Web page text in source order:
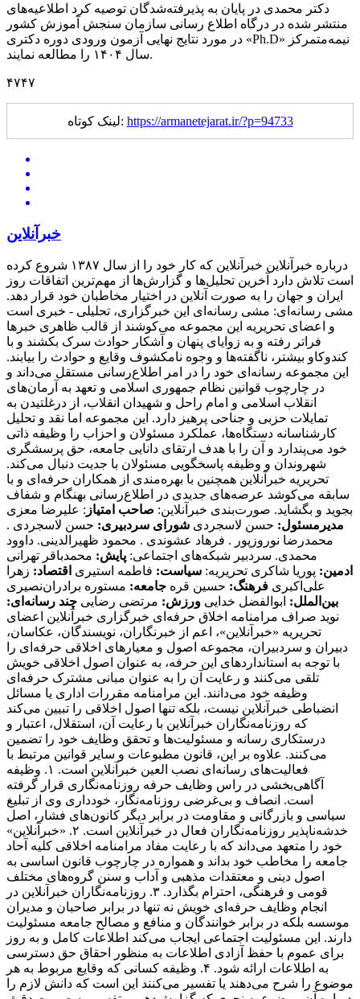
دکتر محمدی در پایان به پذیرفته‌شدگان توصیه کرد اطلاعیه‌های
منتشر شده در درگاه اطلاع رسانی سازمان سنجش آموزش کشور
در مورد نتایج نهایی آزمون ورودی دوره دکتری «Ph.D» نیمه‌متمرکز
سال ۱۴۰۴ را مطالعه نمایند.
۴٧۴٧
لینک کوتاه: https://armanetejarat.ir/?p=94733
خبرآنلاین
درباره خبرآنلاین خبرآنلاین که کار خود را از سال ۱۳۸۷ شروع کرده
است تلاش دارد آخرین تحلیل‌ها و گزارش‌ها از مهم‌ترین اتفاقات روز
ایران و جهان را به صورت آنلاین در اختیار مخاطبان خود قرار دهد.
مشی رسانه‌ای: مشی رسانه‌ای این خبرگزاری، تحلیلی - خبری است
و اعضای تحریریه این مجموعه می‌کوشند از قالب ظاهری خبرها
فراتر رفته و به زوایای پنهان و آشکار حوادث سرک بکشند و با
کندوکاو بیشتر، ناگفته‌ها و وجوه نامکشوف وقایع و حوادث را بیابند.
این مجموعه رسانه‌ای خود را در امر اطلاع‌رسانی مستقل می‌داند و
در چارچوب قوانین نظام جمهوری اسلامی و تعهد به آرمان‌های
انقلاب اسلامی و امام راحل و شهیدان انقلاب، از درغلتیدن به
تمایلات حزبی و جناحی پرهیز دارد. این مجموعه اما نقد و تحلیل
کارشناسانه دستگاه‌ها، عملکرد مسئولان و احزاب را وظیفه ذاتی
خود می‌پندارد و آن را با هدف ارتقای دانایی جامعه، حق پرسشگری
شهروندان و وظیفه پاسخگویی مسئولان با جدیت دنبال می‌کند.
تحریریه خبرآنلاین همچنین با بهره‌مندی از همکاران حرفه‌ای و با
سابقه می‌کوشد عرصه‌های جدیدی در اطلاع‌رسانی بهنگام و شفاف
بجوید و بگشاید. صورت‌بندی خبرآنلاین: صاحب امتیاز : علیرضا معزی
مدیرمسئول: حسن لاسجردی شورای سردبیری: حسن لاسجردی .
محمدرضا نوروزپور . فرهاد عشوندی . محمود ظهیرالدینی. داوود
محمدی. سردبیر شبکه‌های اجتماعی: پایش: محمدباقر تهرانی
ادمین: پوریا شاکری تحریریه: سیاست: فاطمه استیری اقتصاد: زهرا
علی‌اکبری فرهنگ: حسین قره جامعه: مستوره برادران‌نصیری
بین‌الملل: ابوالفضل خدایی ورزش: مرتضی رضایی چند رسانه‌ای:
نوید صراف مرامنامه اخلاق حرفه‌ای خبرگزاری خبرآنلاین اعضای تحریریه «خبرآنلاین»، اعم از خبرنگاران، نویسندگان، عکاسان، دبیران و سردبیران، مجموعه اصول و معیارهای اخلاقی حرفه‌ای را با توجه به استانداردهای ‌این حرفه، به عنوان اصول اخلاقی خویش تلقی می‌کنند و رعایت آن را به عنوان مبانی مشترک حرفه‌ای وظیفه خود می‌دانند. این مرامنامه مقررات اداری یا مسائل انضباطی خبرآنلاین نیست، بلکه تنها اصول اخلاقی را تبیین می‌کند که روزنامه‌نگاران خبرآنلاین با رعایت آن، استقلال، اعتبار و درستکاری رسانه و مسئولیت‌ها و تحقق وظایف خود را تضمین می‌کنند. علاوه بر این، قانون مطبوعات و سایر قوانین مرتبط با فعالیت‌های رسانه‌ای نصب العین خبرآنلاین است. ۱. وظیفه آگاهی‌بخشی در راس وظایف حرفه روزنامه‌نگاری قرار گرفته است. انصاف و بی‌غرضی روزنامه‌نگار، خودداری وی از تبلیغ سیاسی و بازرگانی و مقاومت در برابر دیگر کانون‌های فشار، اصل خدشه‌ناپذیر روزنامه‌نگاران فعال در خبرآنلاین است. ۲. «خبرآنلاین» خود را متعهد می‌داند که با رعایت مفاد مرامنامه اخلاقی کلیه آحاد جامعه را مخاطب خود بداند و همواره در چارچوب قانون اساسی به اصول دینی و معتقدات مذهبی و آداب و سنن گروه‌های مختلف قومی و فرهنگی، احترام بگذارد. ۳. روزنامه‌نگاران خبرآنلاین در انجام وظایف حرفه‌ای خویش نه تنها در برابر صاحبان و مدیران موسسه بلکه در برابر خوانندگان و منافع و مصالح جامعه مسئولیت دارند.‌ این مسئولیت اجتماعی‌ ایجاب می‌کند اطلاعات کامل و به روز برای عموم با حفظ آزادی اطلاعات به منظور احقاق حق دسترسی به اطلاعات ارائه شود. ۴. وظیفه کسانی که وقایع مربوط به هر موضوع را شرح می‌دهند یا تفسیر می‌کنند این است که دانش لازم را درباره آن موضوع به نحوی که گزارش‌دهی و تفسیر به صورت دقیق و منصفانه امکان‌پذیر باشد کسب کنند. ۵. رسالت اجتماعی حرفه روزنامه‌نگاری‌ ایجاب می‌کند که روزنامه‌نگار همیشه در خدمت کشف و بیان حقیقت باشد. به موجب ‌این اصل، «خبرآنلاین» خود را متعهد می‌داند تا حد ممکن آنچه را که به راستی روی داده است و در آن شائبه دروغ راه ندارد، منعکس کند. ۶. روزنامه‌نگاران «خبرانلاین» خود را موظف می‌دانند در صورت ارتکاب به اشتباه، هرچه سریع‌تر آن را اصلاح کنند. اگر چه کار روزنامه‌نگاری با سرعت عمل همراه است،‌ این الزام نباید مانع کوشش و جست‌وجو برای پی‌بردن به صحت و سقم اطلاعات شود. همچنین بروز هر اشتباهی را به سرعت اطلاع می‌دهند و آن را در روزنامه تصحیح می‌کنند. ۷. خبرنگاران و نویسندگان «خبرآنلاین» بدون دخالت در ماجرا یا پیش‌فرض‌های خود، خبر و گزارش را تهیه و تنظیم می‌کنند. در عین حال «بی‌طرفی» به معنی بی‌نظر بودن «خبرآنلاین» و نویسندگان آن در قبال رویدادها نیست و روزنامه‌نگاران نظرات خود را در مقالاتی که تفسیر و تحلیلشان از مسائل است، بیان می‌کنند. ۸. روزنامه‌نگاران فعال در «خبرآنلاین» در انتشار مصاحبه‌های اختصاصی به حقوق مصاحبه‌شونده خود احترام می‌گذارند و متن تنظیمی مصاحبه را با رعایت حداکثر امانت‌داری منتشر می‌کنند. ضمنا در صورت درخواست مصاحبه‌شونده، ‌متن نهایی را به نظر او می‌رسانند و اصلاحات مورد نظر را اعمال و حتی در صورت انصراف وی از انتشار مصاحبه خودداری می‌کنند. ۹. به منظور رعایت حقوق مادی و معنوی خالقان و صاحبان آثار، خبرنگاران و نویسندگان «خبرآنلاین» حاصل کار دیگران را بدون ذکر منبع و در صورت لزوم کسب اجازه، باز انتشار نمی‌کنند. امضای یک روزنامه‌نگار تنها پای مطلبی قرار می‌گیرد که حاصل کار خود اوست. هرگونه سرقت ادبی، مخدوش ساختن متن‌ها، تصاویر، اسناد و نیز حذف اطلاعات اساسی مربوط به رویدادها نزد روزنامه‌نگاران «خبرآنلاین» مذموم و مطرود است. ۱۰. حریم خصوصی افراد محترم است و نباید بدون اجازه به آن وارد شد. روزنامه‌نگاران و نویسندگان «خبرآنلاین» با توجه خاص به حیثیت شخصی و زندگی خصوصی افراد، از تمامی مواردی که ممکن است با انتشار مطلب یا خبر آن به حیثیت افراد لطمه وارد آورد، اکیدا پرهیز می‌کنند. ۱۱. روزنامه‌نگاران و نویسندگان «خبرآنلاین» ادبیات پالوده و قلم متین را از مهم‌ترین ویژگی‌های خود می‌دانند و از لحن گزنده یا کلمات توهین‌آمیز علیه هیچ شخص یا نهادی، چه در خبر یا گزارش و چه در نظر، استفاده نمی‌کنند. ۱۲. روزنامه‌نگاران «خبرآنلاین» به طور مخفیانه از دوربین، میکروفن و یا دستگاه‌های ضبط صوت استفاده نخواهند کرد، مگر در زمانی که حق قانونی روزنامه‌نگار است، اما آشکارسازی لوازم فوق برای او مخاطره‌آمیز باشد. ۱۳. روزنامه‌نگاران «خبرآنلاین» برای کسب خبر، صریحا خود را روزنامه‌نگار معرفی می‌کنند و هرگز همچون کارآگاه یا جاسوس عمل نمی‌کنند. آنان همچنین از تحت فشار قرار دادن افراد برای کسب خبر پرهیز می‌کنند. ۱۴. روزنامه‌نگاران «خبرآنلاین» ضمن وقوف به آزادی خبر، تفسیر و انتقاد، می‌توانند از افشای منبع اطلاعات به جز صراحتی که قانون مطبوعات دارد (دستور مقام قضایی) خودداری کنند. محرمانه نگاه داشتن هویت منابعی که «خبرانلاین» نمی‌خواهد شناخته شوند، نافی ‌این اصل نیست که منابع خبری، جز در موارد استثنایی، باید به روشن‌ترین وجه معرفی شوند. از سوی دیگر ممکن است ناشناس ماندن اظهارکننده یک مطلب برای او فرصتی غیرمنصفانه فراهم آورد تا علیه دیگران سخن بگوید. در این صورت «خبرآنلاین» از انتشار اظهارات علیه دیگران توسط منبعی که نامش فاش نشود، پرهیز می‌کند. ۱۵. اولین و مهم‌ترین دغدغه روزنامه‌نگاران «خبرآنلاین»، تلاش در جهت ارتقای سطح کیفی وکمی مطالب «خبرآنلاین» است.‌ این بدان معناست که توفیق «خبرآنلاین» در تهیه و انتشار اخبار و گزارش‌های دست اول نتیجه تلاش‌های بی‌وقفه روزنامه‌نگاران آن است. ۱۶. روزنامه‌نگاران «خبرآنلاین» به حق دسترسی به مطالب، اخبار و گزارش‌های جمع‌آوری شده واقفند و پیش از انتشار مطالب تهیه شده مبادرت به فروش، واگذاری و افشای بخشی یا تمام آن مطلب به افراد خارج از خبرآنلاین علی‌الخصوص رسانه های رقیب، دوستان و وابستگان نزدیک خود نخواهند کرد. آنان با آگاهی کامل از خط‌مشی و سیاست‌های کلی روزنامه، متعهدانه و وفادارانه در جهت پیشبرد ‌این اهداف گام برمی‌دارند. ۱۷. روزنامه‌نگاران «خبرآنلاین» نام و عنوان «خبرآنلاین» را مورد استفاده شخصی قرار نمی‌دهند. آنان کارت‌های خبرنگاری خود را تنها در مواقع کسب خبر و امور مرتبط با حرفه خود یا ورود به سازمان‌های دولتی یا خصوصی به کار می‌گیرند. ۱۸. اظهارنظر نسبت به شخصیت‌های مورد توجه مخاطبان از جمله هنرمندان و ورزشکاران در قالب گفت‌وگو و یا نوشته از سوی روزنامه‌نگاران نباید کیفیت محتوا را تا سرحد نشریات زرد پایین آورد. ۱۹. از آنجا که کسب اخبار دست اول و انتشار آن یکی از ویژگی‌های بارز رسانه‌هاست و ‌این فرآیند منجر به جذب مخاطب بیشتر برای یک رسانه می‌شود، روزنامه‌نگاران «خبرآنلاین»، تمامی رسانه‌های خبری دیگر اعم از رسانه‌های چاپی، الکترونیکی، تصویری و صوتی را که در جهت تضاد و یا حتی همسو با رسانه خود هستند رقیب حرفه‌ای می‌انگارند و بر ‌این اساس، همکاری و فعالیت با آنان (در هر سطحی) را بدون مشورت و صلاحدید حوزه سردبیری، مغایر با تعهدات اخلاقی و حرفه‌ای می‌دانند. ۲۰. ارائه هرگونه اطلاعات محرمانه داخلی و اداری خبرآنلاین مغایر با وجدان و مسئولیت اخلاقی و حرفه‌ای روزنامه‌نگاران در قبال مجموعه خبرآنلاین است. ۲۱. داشتن صفحات شخصی در فضای مجازی حق مسلم هر فرد است. روزنامه‌نگاران «خبرآنلاین» نیز ازاین قاعده مستثنی نیستند. مهم نیست که تا چه میزان تلاش می‌کنند مطالبشان متمایز از مطالب موجود در خبرآنلاین باشد؛ بلکه نکته‌ اینجاست که به‌ هر حال مخاطبان، آنها را به عنوان روزنامه‌نگاران «خبرآنلاین» می‌شناسند و دیدگاه‌ها و نظراتشان را مرتبط با خط‌مشی آن تلقی می‌کنند. با علم به‌ این موضوع، روزنامه‌نگاران «خبرآنلاین» هرگونه فعالیت مجازی، حضور در شبکه های اجتماعی و یا مصاحبه و سخنرانی بدون در نظر گرفتن صلاحدید خبرآنلاین را مغایر با وجدان اخلاقی و حرفه‌ای خود می‌دانند. ۲۲. روزنامه‌نگاران فعال در «خبرآنلاین» از نوشتن در مورد مسائلی که نفع مستقیم مادی برای آنها و وابستگانشان دارند، پرهیز می‌کنند. از اطلاعاتی که به واسطه شغلشان به دست می‌آورند برای کسب منافع مالی و اقتصادی استفاده نمی‌کنند و این اطلاعات را به‌ این منظور در اختیار بستگان یا دوستانشان قرار نمی‌دهند. ۲۳. هرگونه مشارکت و همکاری تعهدآور با سازمان‌های حوزه فعالیت خود (اعم از استخدام، همکاری پاره‌وقت، انجام پروژه‌های مشترک و ارائه مشاوره و غیره) از نظر روزنامه‌نگاران «خبرآنلاین» مورد پذیرش نیست. چرا که ‌این نوع وابستگی‌ها به سازمان‌هایی که تحت پوشش خبری ‌این رسانه قرار دارند، بدون شک دیدگاه‌ها و نظرات روزنامه‌نگاران را به مرور زمان تحت‌ تاثیر خود قرار می‌دهد و از بازده کاری آنان می‌کاهد. ۲۴. روزنامه‌نگاران فعال در «خبرآنلاین» در مورد پذیرش هدایایی که از طرف اشخاص یا سازمان‌ها و نهادها ارائه می‌شود احتیاط می‌کنند. هر هدیه‌ای که ‌این شائبه را به وجود ‌آورد که در قبال آن انتظار همدلی به هنگام تهیه مطلب وجود دارد فورا پس داده می‌شود. اگر به روزنامه‌نگاری مستقیما پیشنهاد همکاری در قبال دریافت هدیه ارائه شد، موضوع را به مدیران مجموعه اطلاع می‌دهد و چنین موضوعی ممکن است بنا به صلاحدید سردبیر به اطلاع خوانندگان برسد. در عین حال روزنامه‌نگاران فعال در «خبرانلاین» هدایای ارزان‌قیمتی را که با «حسن نیت» ارائه می‌شود با احترام می‌پذیرند. هدایای گران‌تر را محترمانه باز می‌گردانند یا در اختیار روزنامه قرار می‌دهند تا به مصارف عمومی برسد. جوایز و هدایای بزرگداشت رسمی روزنامه‌نگاری از ‌این قاعده مستثنی است. ۲۵. روزنامه‌نگاران فعال « خبرآنلاین» سفرهایی را که هزینه آن به عهده سازمان و نهاد خاصی است قبول نمی‌کنند مگر با اجازه روزنامه و در صورت مهم بودن اطلاعاتی که قرار است در سفر جمع‌آوری شود. تبیین مواضع خبرگزاری «خبرآنلاین»: چگونه اصولگرایانی هستیم؟ با توجه به دوقطبی موجود ،‌ ما به اصولگرایان تعلق داریم و بدیهی است به اصول مشترک، باورمند و ملتزمیم که به دلیل رعایت اختصار از شرح آن صرف نظر می شود . آن چه در زیر می آید ما را از سایر جریان ها بویژه جریان غیر اصولگرایی متمایز می سازد؛ در عین حال با عنایت به گستردگی طیف اصولگرایی ، به برخی تفاوت برداشت های ما با سایر عزیزانی که در این طیف تعریف می شوند اشاره شده است: ۱. اصول مشترک جبهه اصولگرایان اعتقاد و التزام به اسلام ، انقلاب ، نظام ، امام و رهبری است. هر جریان یا فردی که به این اصول واقعا معتقد و ملتزم باشد و قرائت او از این اصول براساس قرائت رهبری باشد ، اصولگراست ، هر چند درسایر مسائل دارای سلوک، نظرات و سلیقه های متفاوتی باشد . به عبارت بهتر ، نقطه کانونی همه اصولگرایان، بینش واحد است و تمایزات آنها فقط در روش و منش نمود می یابد. ۲. پرده پوشی وکتمان انتقاد به همه دستگاه های کشور را، حتی آنهایی که توسط اصولگرایان اداره می شوند روا نمی دانیم و تمجیدات بی مبنا را ‌مصداق تعصب جاهلی قلمداد می کنیم. ۳. اتکای برخی سیاسیون به رسانه های فارسی زبان بیگانه علاوه برآن که نوعی توهین به رسانه های داخلی قلمداد می شود ،‌ مصداق حدیث خانواده را نزد غیربردن است. نباید فراموش کنیم اساس تاسیس رسانه های فارسی زبان توسط دولت های مخالف ایران ، فعالیت حرفه ای نیست و بنابراین یک عنصر هوشمند و دلسوز منافع ملی، تحت هیچ شرایطی، حتی بی مهری عامدانه ، بازیچه نمی شود و در این دام نمی افتد. ۴. معتقدیم می توان با افراد و افکارمخالف بود و مرزبندی داشت ولی در عین حال آنان را محترم شمرد. ادبیات دور از ادب را نشانه صراحت یا انقلابی گری نمی دانیم. ۵. بسنده کردن به افراد همجور را نوعی تعصب قبیله ای می شماریم که ضمنا کیان کشور را نیز به مخاطره افکند. بر همین منوال با خط کشی های سیاه و سفیدکه به رادیکالیسم دامن می زند موافق نیستیم. خود و